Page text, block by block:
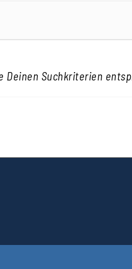
Deinen Suchkriterien